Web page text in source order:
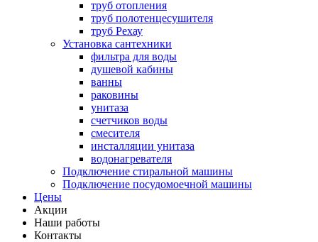
труб отопления
труб полотенцесушителя
труб Рехау
Установка сантехники
фильтра для воды
душевой кабины
ванны
раковины
унитаза
счетчиков воды
смесителя
инсталляции унитаза
водонагревателя
Подключение стиральной машины
Подключение посудомоечной машины
Цены
Акции
Наши работы
Контакты